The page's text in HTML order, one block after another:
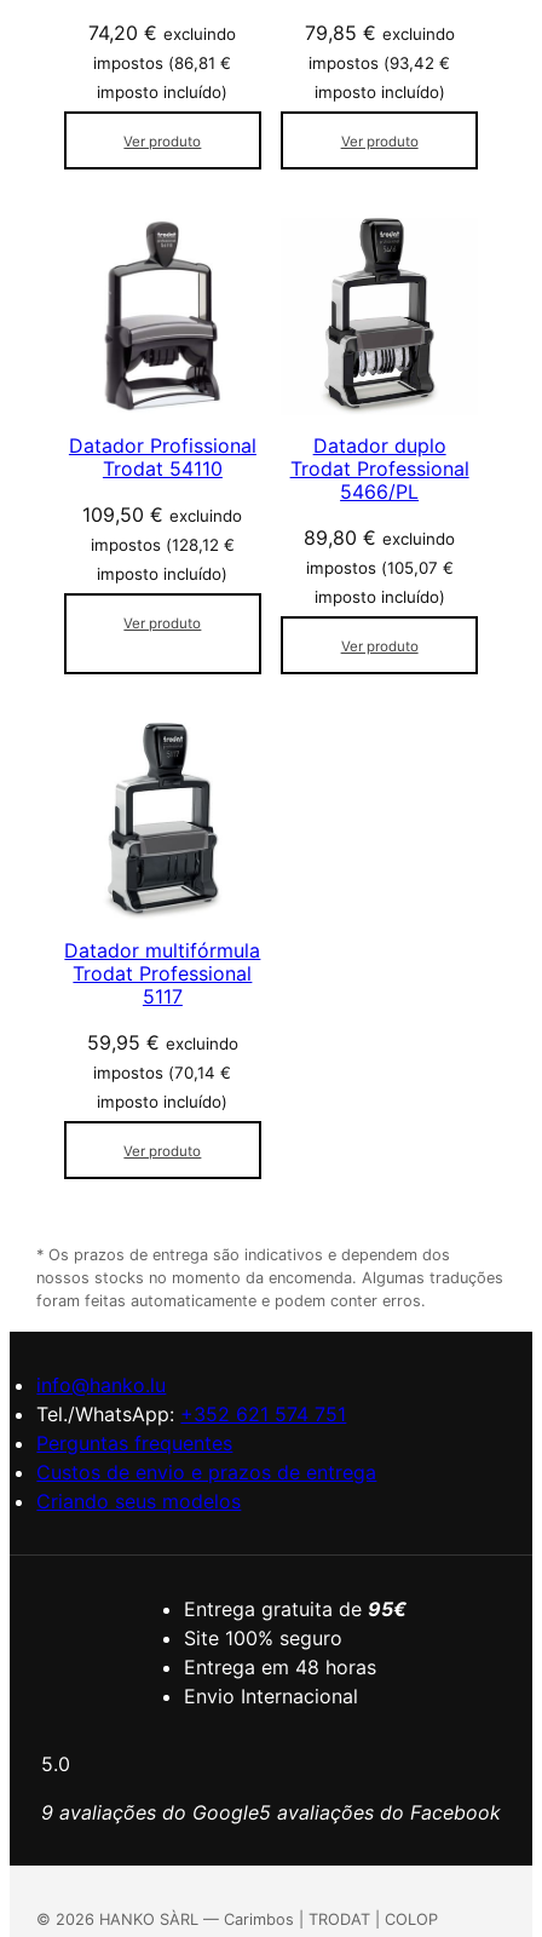
74,20€ excluindo
impostos (86,81€
imposto incluído)
Ver produto
79,85 € excluindo
impostos (93,42€
imposto incluído)
Ver produto
Datador Profissional
Trodat 54110
109,50€ excluindo
impostos (128,12 €
imposto incluído)
Ver produto
Datador duplo
Trodat Professional
5466/PL
89,80€ excluindo
impostos (105,07 €
imposto incluído)
Ver produto
Datador multifórmula
Trodat Professional
5117
59,95 € excluindo
impostos (70,14€
imposto incluído)
Ver produto
* Os prazos de entrega são indicativos e dependem dos
nossos stocks no momento da encomenda. Algumas traduções
foram feitas automaticamente e podem conter erros.
info@hanko.lu
Tel./WhatsApp: +352 621 574 751
Perguntas frequentes
Custos de envio e prazos de entrega
Criando seus modelos
Entrega gratuita de 95€
Site 100% seguro
Entrega em 48 horas
Envio Internacional
5.0
9 avaliações do Google5 avaliações do Facebook
© 2026 HANKO SÀRL — Carimbos | TRODAT | COLOP